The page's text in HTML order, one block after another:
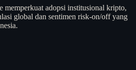
memperkuat adopsi institusional kripto,
global dan sentimen risk-on/off yang